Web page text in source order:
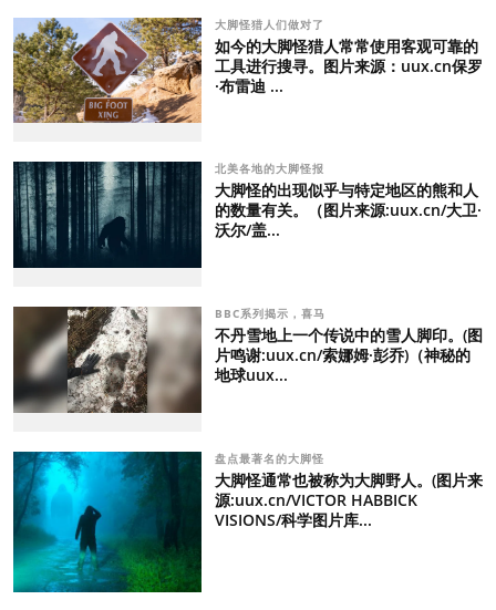
大脚怪猎人们做对了
如今的大脚怪猎人常常使用客观可靠的
工具进行搜寻。图片来源：uux.cn保罗
·布雷迪 ...
北美各地的大脚怪报
大脚怪的出现似乎与特定地区的熊和人
的数量有关。（图片来源:uux.cn/大卫·
沃尔/盖...
BBC系列揭示，喜马
不丹雪地上一个传说中的雪人脚印。(图
片鸣谢:uux.cn/索娜姆·彭乔)（神秘的
地球uux...
盘点最著名的大脚怪
大脚怪通常也被称为大脚野人。(图片来
源:uux.cn/VICTOR HABBICK
VISIONS/科学图片库...